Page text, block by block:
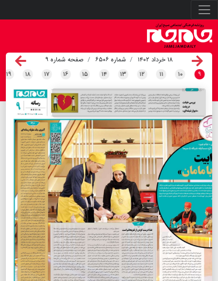
۱۸ خرداد ۱۴۰۲ شماره ۶۵۰۶
صفحه شماره ۹
۹ ۱۰ ۱۱ ۱۲ ۱۳ ۱۴ ۱۵ ۱۶ ۱۷ ۱۸ ۱۹